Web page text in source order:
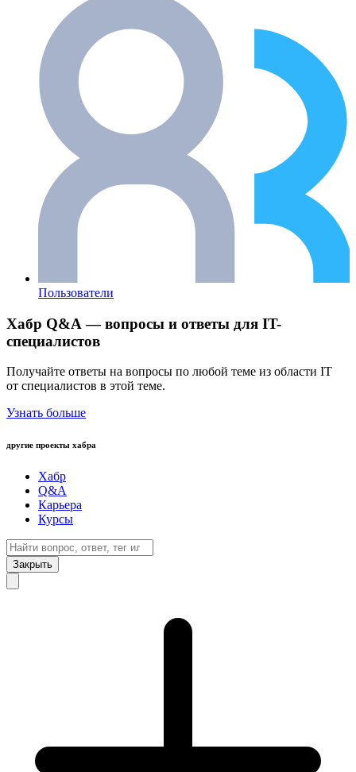
Пользователи
Хабр Q&A — вопросы и ответы для IT-
специалистов
Получайте ответы на вопросы по любой теме из области IT
от специалистов в этой теме.
Узнать больше
другие проекты хабра
Хабр
Q&A
Карьера
Курсы
Закрыть